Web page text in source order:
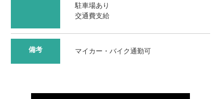
駐車場あり
交通費支給
備考 マイカー・バイク通勤可